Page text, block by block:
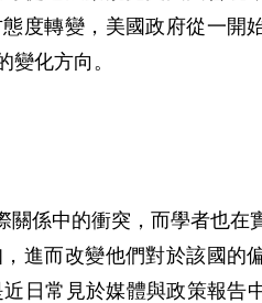
度轉變，美國政府從一開
化方向。
係中的衝突，而學者也在
進而改變他們對於該國的
日常見於媒體與政策報告